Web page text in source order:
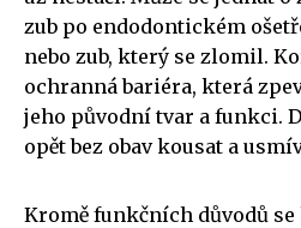
zub po endodontickém
nebo zub, který se zlomil.
ochranná bariéra, která
jeho původní tvar a funkci.
opět bez obav kousat a
Kromě funkčních důvodů